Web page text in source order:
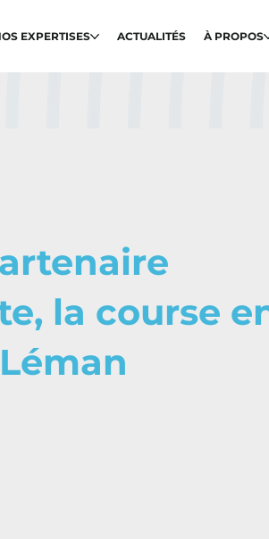
EXPERTISES ACTUALITÉS À PROPOS
la course